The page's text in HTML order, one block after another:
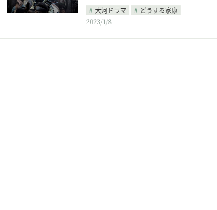
大河ドラマ
どうする家康
2023/1/8